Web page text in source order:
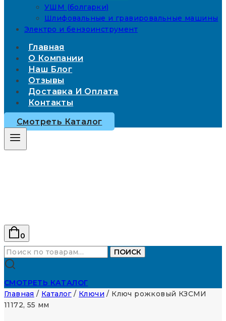
УШМ (болгарки)
Шлифовальные и гравировальные машины
Электро и бензоинструмент
Главная
О Компании
Наш Блог
Отзывы
Доставка И Оплата
Контакты
Смотреть Каталог
0
Искать:
ПОИСК
СМОТРЕТЬ КАТАЛОГ
Главная / Каталог / Ключи / Ключ рожковый КЗСМИ
11172, 55 мм